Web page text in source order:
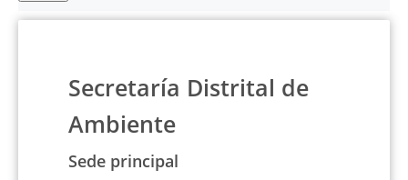
Secretaría Distrital de
Ambiente
Sede principal